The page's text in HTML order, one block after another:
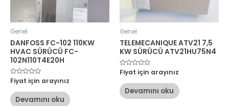
Genel
DANFOSS FC-102 110KW
HVAC SÜRÜCÜ FC-
102N110T4E20H
5
üzerinden
oy
aldı
Fiyat için arayınız
Devamını oku
Genel
TELEMECANIQUE ATV21 7,5
KW SÜRÜCÜ ATV21HU75N4
5
üzerinden
oy
aldı
Fiyat için arayınız
Devamını oku